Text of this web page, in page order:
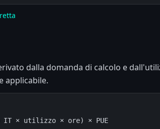
dalla domanda di calcolo e
applicabile.
× utilizzo × ore) × PUE